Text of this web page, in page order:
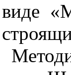
виде